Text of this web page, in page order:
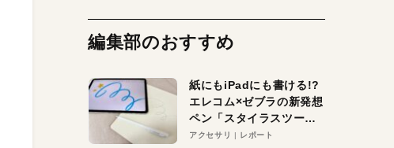
編集部のおすすめ
紙にもiPadにも書ける!?
エレコム×ゼブラの新発想
ペン「スタイラスツーウ
ェイ」レビュー。持ち替
アクセサリ レポート